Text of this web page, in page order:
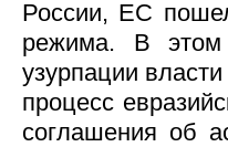
России, ЕС
режима. В этом
узурпации
процесс
соглашения об